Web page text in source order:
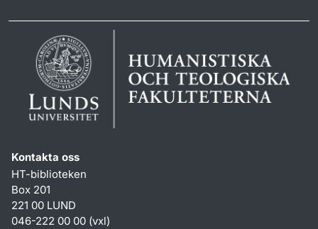
Kontakta oss
HT-biblioteken
Box 201
221 00 LUND
046-222 00 00 (vxl)